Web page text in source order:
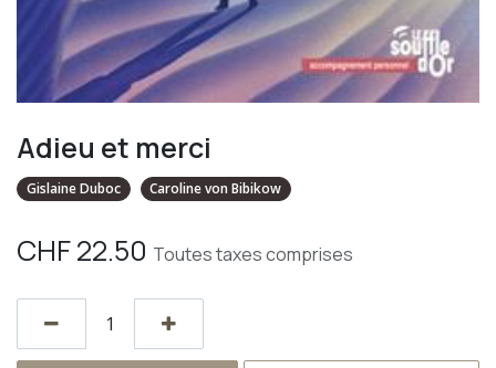
Adieu et merci
Gislaine Duboc Caroline von Bibikow
CHF22.50 Toutes taxes comprises